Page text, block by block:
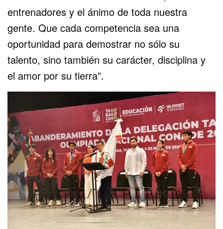
entrenadores y el ánimo de toda nuestra
gente. Que cada competencia sea una
oportunidad para demostrar no sólo su
talento, sino también su carácter, disciplina y
el amor por su tierra”.